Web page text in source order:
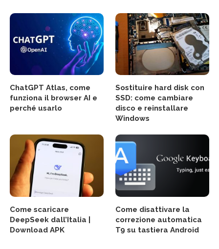
ChatGPT Atlas, come
funziona il browser AI e
perché usarlo
Sostituire hard disk con
SSD: come cambiare
disco e reinstallare
Windows
Come scaricare
DeepSeek dall’Italia |
Download APK
Come disattivare la
correzione automatica
T9 su tastiera Android